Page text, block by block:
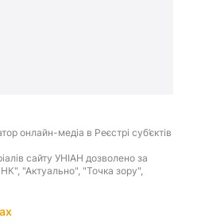
онлайн-медіа в Реєстрі суб’єктів
сайту УНІАН дозволено за
"Актуально", "Точка зору",